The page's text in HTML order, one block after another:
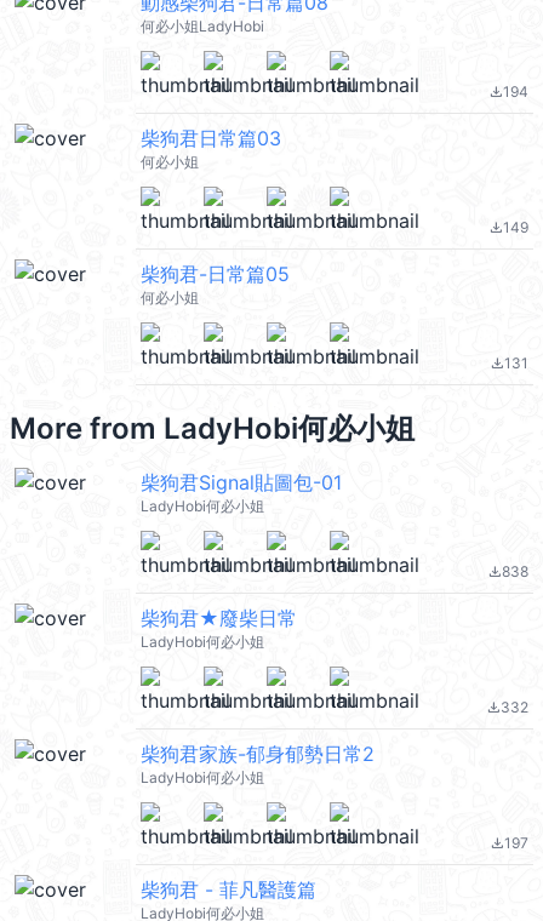
何必小姐LadyHobi
file_download194
柴狗君日常篇03
何必小姐
file_download149
柴狗君-日常篇05
何必小姐
file_download131
More from LadyHobi何必小姐
柴狗君Signal貼圖包-01
LadyHobi何必小姐
file_download838
柴狗君★廢柴日常
LadyHobi何必小姐
file_download332
柴狗君家族-郁身郁勢日常2
LadyHobi何必小姐
file_download197
柴狗君 - 菲凡醫護篇
LadyHobi何必小姐